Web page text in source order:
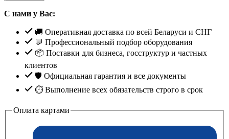
С нами у Вас:
🚚 Оперативная доставка по всей Беларуси и СНГ
💬 Профессиональный подбор оборудования
📦 Поставки для бизнеса, госструктур и частных
клиентов
🛡️ Официальная гарантия и все документы
⏱ Выполнение всех обязательств строго в срок
Оплата картами